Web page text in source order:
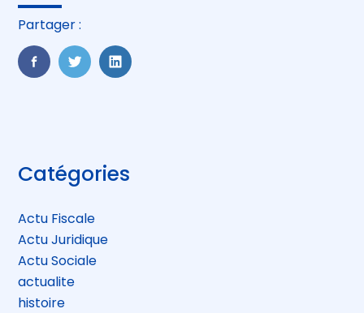
Partager :
FaceBook
TwitterLinkedIn
Blog
sidebar
Catégories
Actu Fiscale
Actu Juridique
Actu Sociale
actualite
histoire